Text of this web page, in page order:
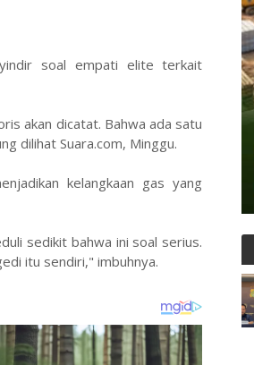
soal empati elite terkait
akan dicatat. Bahwa ada satu
dilihat Suara.com, Minggu.
kelangkaan gas yang
sedikit bahwa ini soal serius.
itu sendiri," imbuhnya.